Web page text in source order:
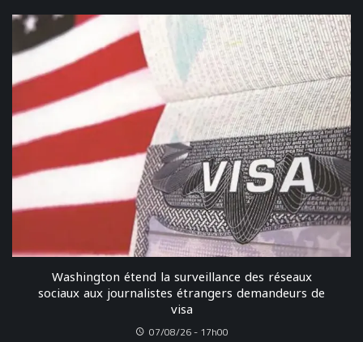
Washington étend la surveillance des réseaux
sociaux aux journalistes étrangers demandeurs de
visa
07/08/26 - 17h00